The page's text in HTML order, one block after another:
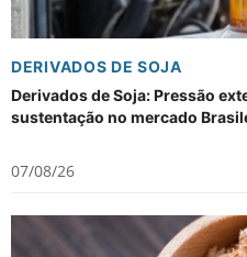
DERIVADOS DE SOJA
Derivados de Soja: Pressão
sustentação no mercado
07/08/26